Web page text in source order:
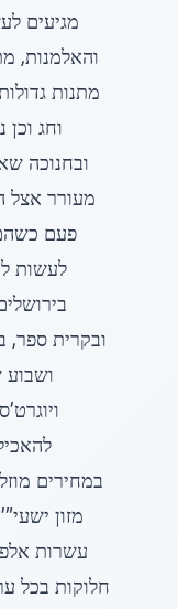
מגיעים
והאלמנות,
מתנות
וחג וכן
ובחנוכה
מעורר אצל
פעם
לעשות
ובקרית ספר,
במחירים
מזון
עשרות
חלוקות בכל